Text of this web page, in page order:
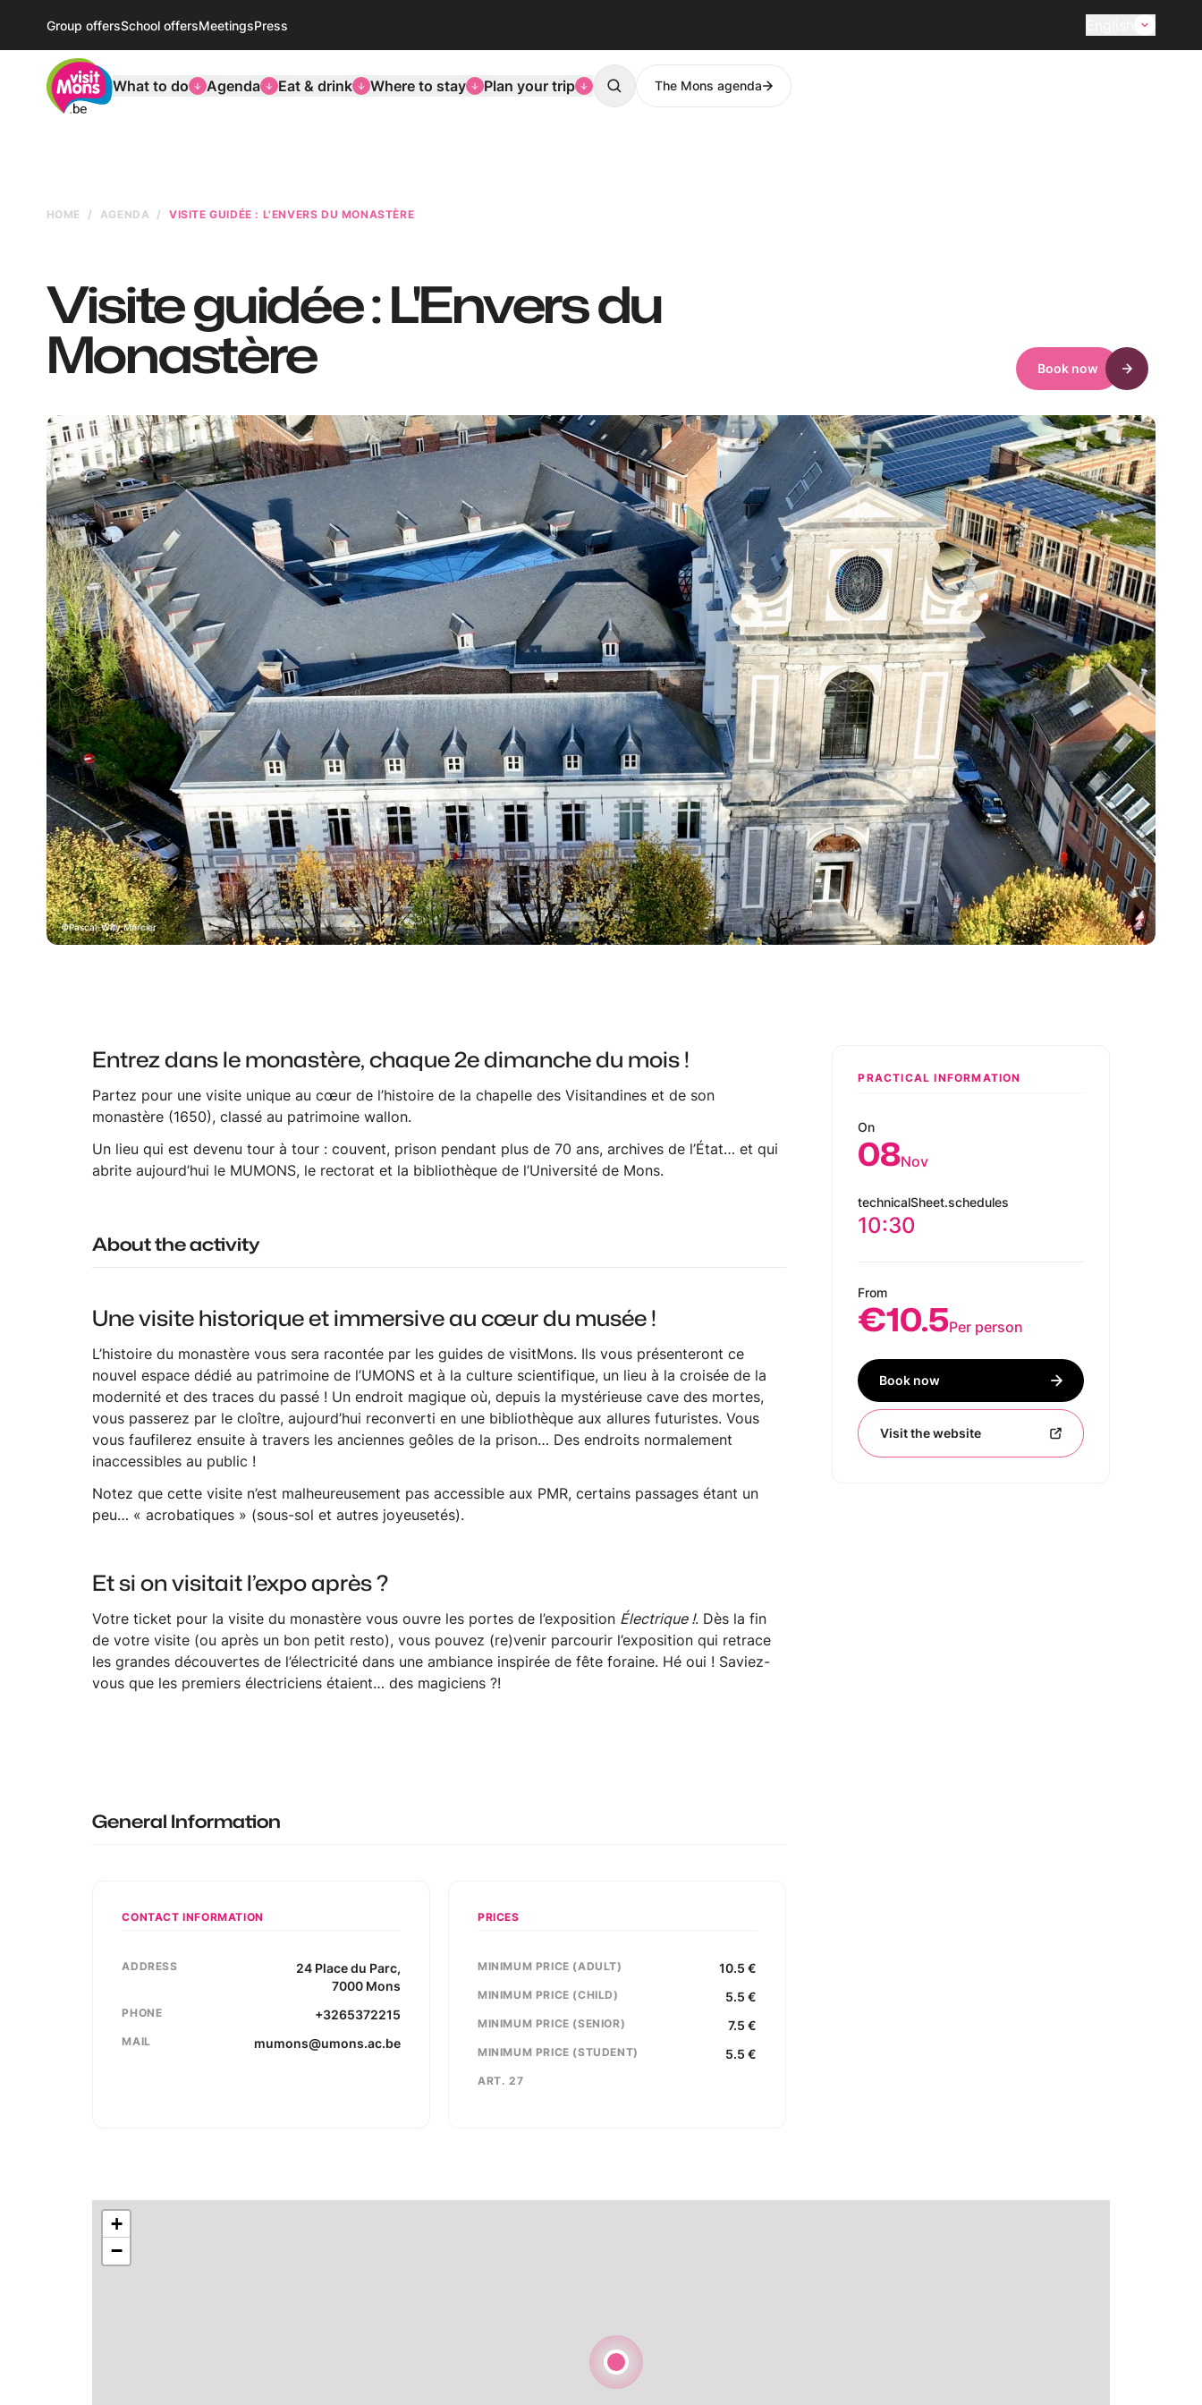
Group offersSchool offersMeetingsPress
VisitMons Logo
What to do
Agenda Eat & drink Where to stay Plan your trip Search The Mons agenda
HOME AGENDA VISITE GUIDÉE : L'ENVERS DU MONASTÈRE
Visite guidée : L'Envers du
Monastère Book now
Pascal-Willy Mercier
Entrez dans le monastère, chaque 2e dimanche du mois !
Partez pour une visite unique au cœur de l’histoire de la chapelle des Visitandines et de son
monastère (1650), classé au patrimoine wallon.
Un lieu qui est devenu tour à tour : couvent, prison pendant plus de 70 ans, archives de l’État… et qui
abrite aujourd’hui le MUMONS, le rectorat et la bibliothèque de l’Université de Mons.
About the activity
Une visite historique et immersive au cœur du musée !
L’histoire du monastère vous sera racontée par les guides de visitMons. Ils vous présenteront ce
nouvel espace dédié au patrimoine de l’UMONS et à la culture scientifique, un lieu à la croisée de la
modernité et des traces du passé ! Un endroit magique où, depuis la mystérieusecave des mortes,
vous passerez par le cloître, aujourd’hui reconverti en une bibliothèque aux allures futuristes. Vous
vous faufilerez ensuite à travers les anciennes geôles de la prison… Des endroits normalement
inaccessibles au public !
Notez que cette visite n’est malheureusement pas accessible aux PMR, certains passages étant un
peu… « acrobatiques » (sous-sol et autres joyeusetés).
Et si on visitait l’expo après ?
Votre ticket pour la visite du monastère vous ouvre les portes de l’exposition Électrique !. Dès la fin
de votre visite (ou après un bon petit resto), vous pouvez (re)venir parcourir l’exposition qui retrace
les grandes découvertes de l’électricité dans une ambiance inspirée de fête foraine. Hé oui ! Saviez-
vous que les premiers électriciens étaient… des magiciens ?!
General Information
CONTACT INFORMATION
ADDRESS 24 Place du Parc,
7000 Mons
PHONE +3265372215
MAIL mumons@umons.ac.be
PRICES
MINIMUM PRICE (ADULT) 10.5 €
MINIMUM PRICE (CHILD) 5.5 €
MINIMUM PRICE (SENIOR) 7.5 €
MINIMUM PRICE (STUDENT) 5.5 €
ART. 27
PRACTICAL INFORMATION
On
08Nov
technicalSheet.schedules
10:30
From
€10.5Per person
Book now
Visit the website
+
−